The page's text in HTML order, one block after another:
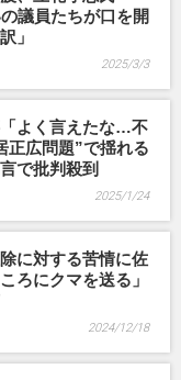
議員たちが口を開
」
2025/3/3
よく言えたな…不
正広問題”で揺れる
で批判殺到
2025/1/24
に対する苦情に佐
ろにクマを送る」
2024/12/18